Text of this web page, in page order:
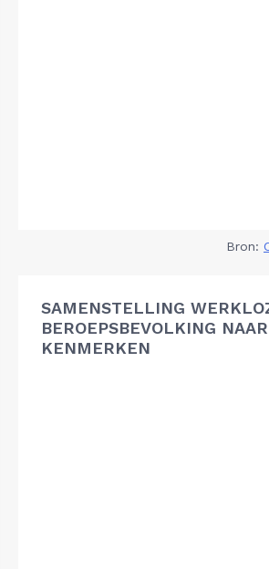
Bron:
SAMENSTELLING
BEROEPSBEVOLKING NAAR
KENMERKEN